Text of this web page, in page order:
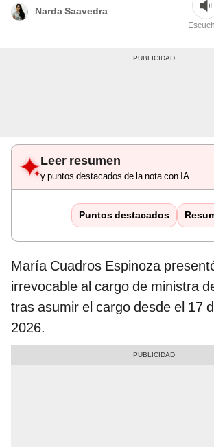
Narda Saavedra
Leer resumen
y puntos destacados de la nota con IA
Puntos destacados
María Cuadros Espinoza
irrevocable al cargo de ministra
tras asumir el cargo desde el 17
2026.